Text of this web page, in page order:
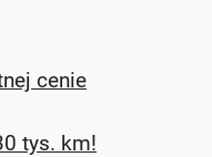
cenie
tys. km!